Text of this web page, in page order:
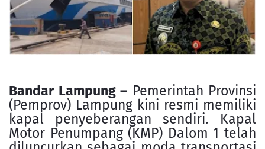
Bandar Lampung – Pemerintah Provinsi
(Pemprov) Lampung kini resmi memiliki
kapal penyeberangan sendiri. Kapal
Motor Penumpang (KMP) Dalom 1 telah